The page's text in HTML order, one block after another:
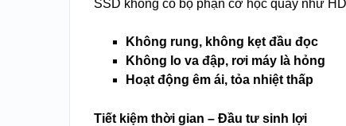
SSD không có bộ phận cơ học quay như
Không rung, không kẹt đầu đọc
Không lo va đập, rơi máy là hỏng
Hoạt động êm ái, tỏa nhiệt thấp
Tiết kiệm thời gian – Đầu tư sinh lợi